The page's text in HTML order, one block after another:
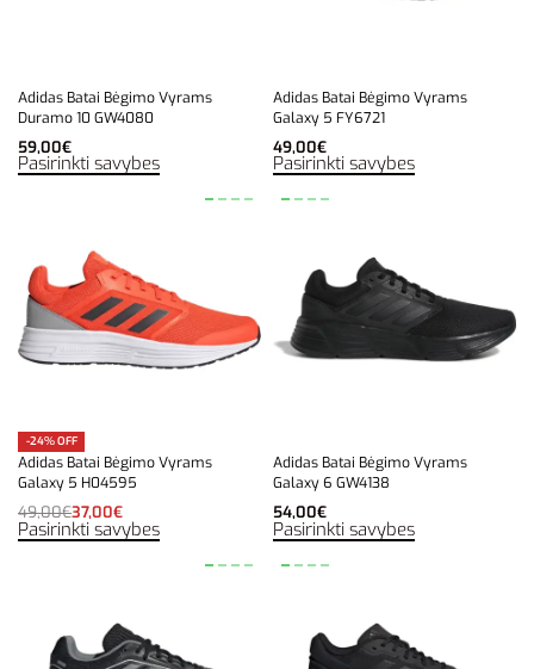
Adidas Batai Bėgimo Vyrams
Duramo 10 GW4080
59,00€
Pasirinkti savybes
Adidas Batai Bėgimo Vyrams
Galaxy 5 FY6721
49,00€
Pasirinkti savybes
-24% OFF
Adidas Batai Bėgimo Vyrams
Galaxy 5 H04595
49,00€37,00€
Pasirinkti savybes
Adidas Batai Bėgimo Vyrams
Galaxy 6 GW4138
54,00€
Pasirinkti savybes